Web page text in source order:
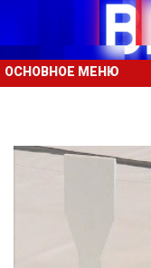
ОСНОВНОЕ МЕНЮ